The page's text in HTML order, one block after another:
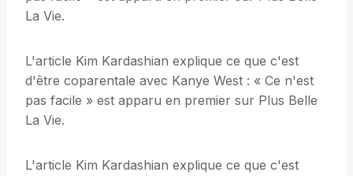
La Vie.
L'article Kim Kardashian explique ce que c'est
d'être coparentale avec Kanye West : « Ce n'est
pas facile » est apparu en premier sur Plus Belle
La Vie.
L'article Kim Kardashian explique ce que c'est